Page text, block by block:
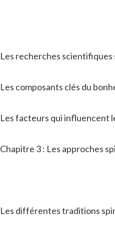
Les recherches scientifiques
Les composants clés du
Les facteurs qui influencent
Chapitre 3 : Les approches
Les différentes traditions